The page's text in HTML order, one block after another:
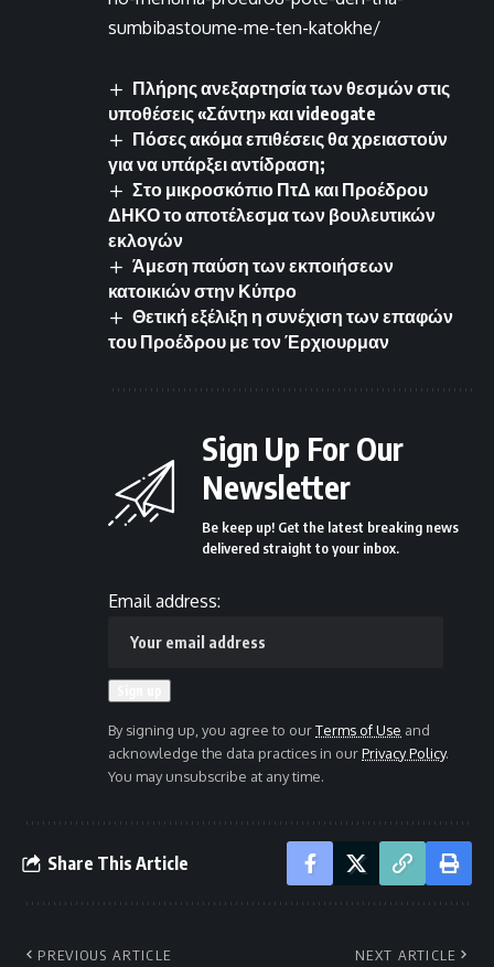
sumbibastoume-me-ten-katokhe/
Πλήρης ανεξαρτησία των θεσμών στις
υποθέσεις «Σάντη» και videogate
Πόσες ακόμα επιθέσεις θα χρειαστούν
για να υπάρξει αντίδραση;
Στο μικροσκόπιο ΠτΔ και Προέδρου
ΔΗΚΟ το αποτέλεσμα των βουλευτικών
εκλογών
Άμεση παύση των εκποιήσεων
κατοικιών στην Κύπρο
Θετική εξέλιξη η συνέχιση των επαφών
του Προέδρου με τον Έρχιουρμαν
Sign Up For Our
Newsletter
Be keep up! Get the latest breaking news
delivered straight to your inbox.
Email address:
By signing up, you agree to ourTerms of Use and
acknowledge the data practices in ourPrivacy Policy.
You may unsubscribe at any time.
Share This Article
PREVIOUS ARTICLE NEXT ARTICLE